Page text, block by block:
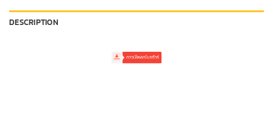
DESCRIPTION